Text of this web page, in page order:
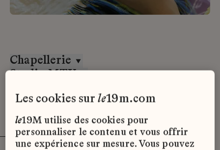
Chapellerie
Studio MTX
les cookies surle19m.com
le19M utilise des cookies pour
personnaliser le contenu et vous offrir
une expérience sur mesure. Vous pouvez